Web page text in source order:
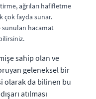
ağrıları hafifletme
çok fayda sunar.
hacamat
sahip olan ve
geleneksel bir
olarak da bilinen bu
atılması